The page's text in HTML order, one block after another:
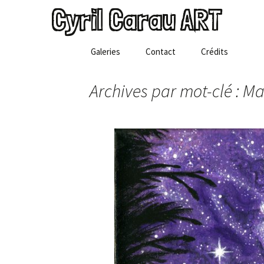
Cyril Carau ART
AllerGaleries Contact Crédits
Archives par mot-clé :